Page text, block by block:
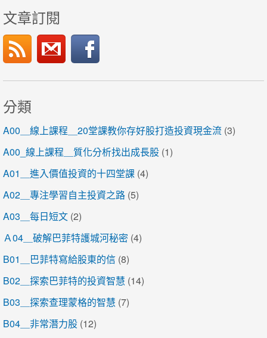
文章訂閱
分類
A00＿線上課程＿20堂課教你存好股打造投資現金流 (3)
A00_線上課程＿質化分析找出成長股 (1)
A01＿進入價值投資的十四堂課 (4)
A02＿專注學習自主投資之路 (5)
A03＿每日短文 (2)
Ａ04＿破解巴菲特護城河秘密 (4)
B01＿巴菲特寫給股東的信 (8)
B02＿探索巴菲特的投資智慧 (14)
B03＿探索查理蒙格的智慧 (7)
B04＿非常潛力股 (12)